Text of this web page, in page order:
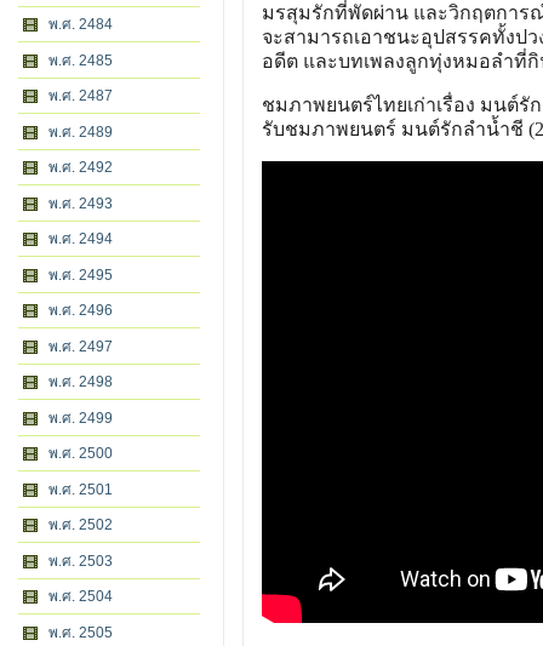
พ.ศ. 2484
พ.ศ. 2485
พ.ศ. 2487
พ.ศ. 2489
พ.ศ. 2492
พ.ศ. 2493
พ.ศ. 2494
พ.ศ. 2495
พ.ศ. 2496
พ.ศ. 2497
พ.ศ. 2498
พ.ศ. 2499
พ.ศ. 2500
พ.ศ. 2501
พ.ศ. 2502
พ.ศ. 2503
พ.ศ. 2504
พ.ศ. 2505
มรสุมรักที่พัดผ่าน และวิกฤตการ
จะสามารถเอาชนะอุปสรรคทั้งป
อดีต และบทเพลงลูกทุ่งหมอลำที่
ชมภาพยนตร์ไทยเก่าเรื่อง มนต์รัก
รับชมภาพยนตร์ มนต์รักลำน้ำชี